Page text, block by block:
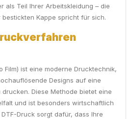
als Teil Ihrer Arbeitskleidung – die
bestickten Kappe spricht für sich.
Film) ist eine moderne Drucktechnik,
Designs auf eine
Diese Methode bietet eine
und ist besonders wirtschaftlich
Druck sorgt dafür, dass Ihre